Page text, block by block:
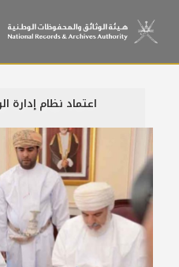
اعتماد نظام إدارة
27 فبراير، 2012